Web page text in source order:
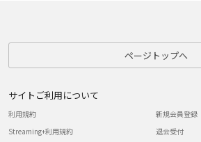
ページトップへ
サイトご利用について
利用規約
Streaming+利用規約
新規会員登録
退会受付